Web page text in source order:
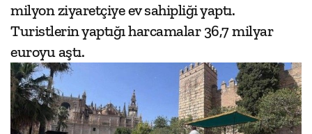
milyon ziyaretçiye ev sahipliği yaptı.
Turistlerin yaptığı harcamalar 36,7 milyar
euroyu aştı.